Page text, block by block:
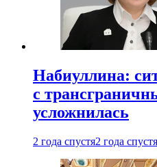
Набиуллина:
с
усложнилась
2 года спустя2 года спустя